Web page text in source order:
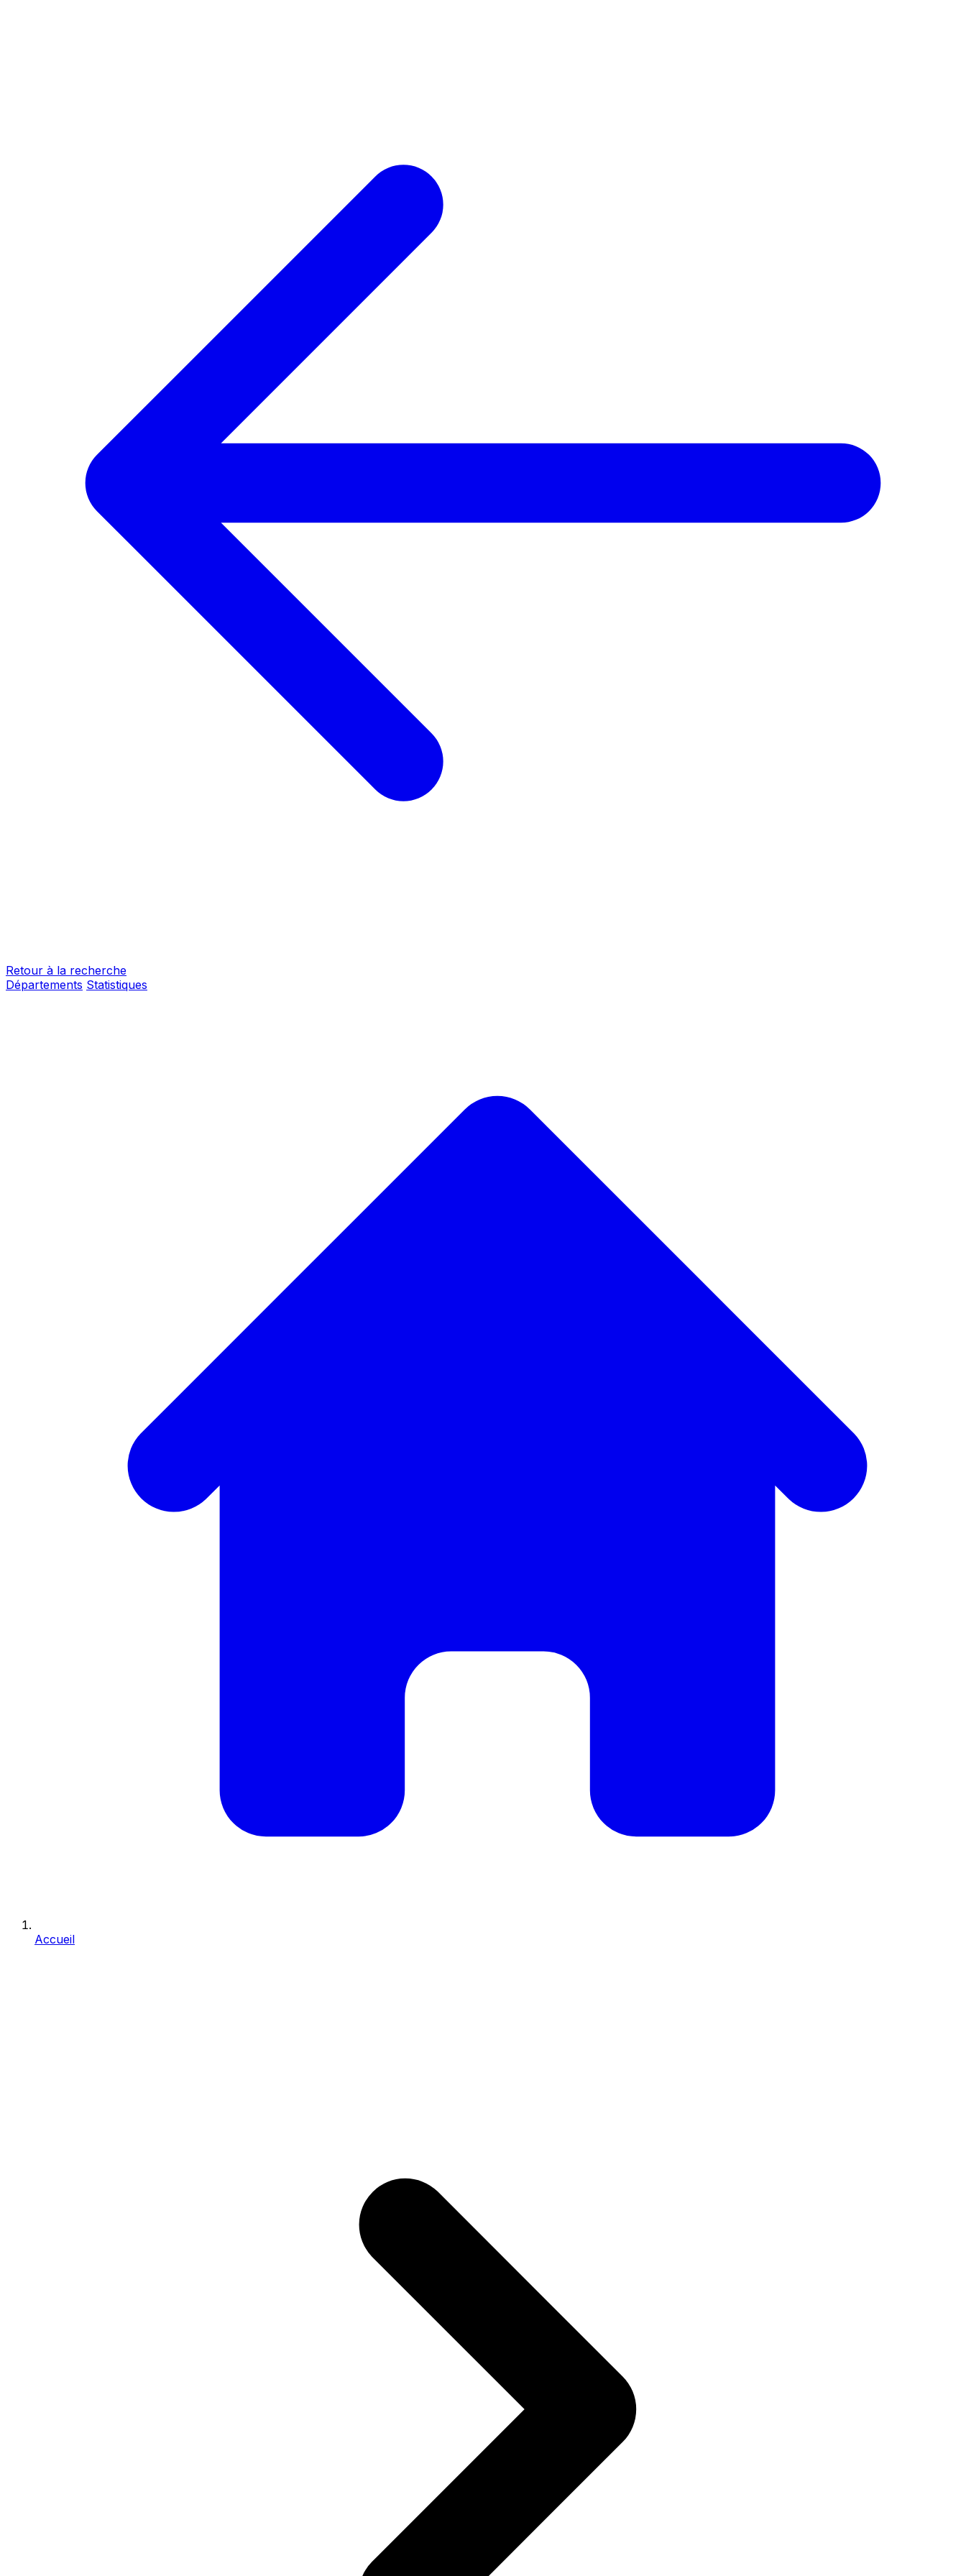
Retour à la recherche
Départements Statistiques
Accueil